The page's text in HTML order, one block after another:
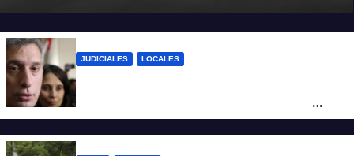
JUDICIALES LOCALES
ético y ratificó que la Provincia apelará